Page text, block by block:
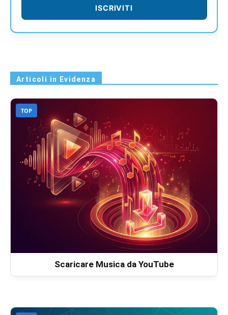
ISCRIVITI
Articoli in Evidenza
TOP
Scaricare Musica da YouTube